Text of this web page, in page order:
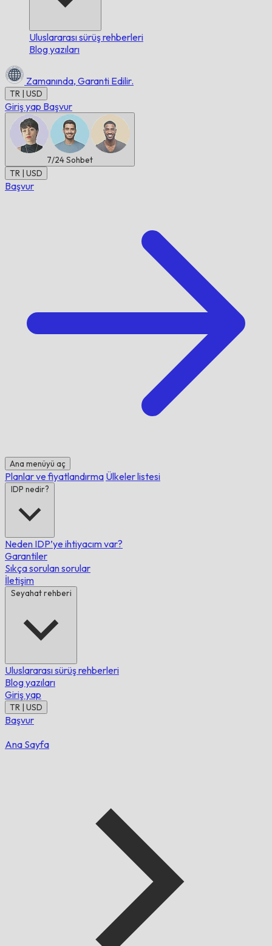
Uluslararası sürüş rehberleri
Blog yazıları
Zamanında, Garanti Edilir.
TR | USD
Giriş yap Başvur
7/24Sohbet
TR | USD
Başvur
Ana menüyü aç
Planlar ve fiyatlandırma Ülkeler listesi
IDP nedir?
Neden IDP’ye ihtiyacım var?
Garantiler
Sıkça sorulan sorular
İletişim
Seyahat rehberi
Uluslararası sürüş rehberleri
Blog yazıları
Giriş yap
TR | USD
Başvur
Ana Sayfa